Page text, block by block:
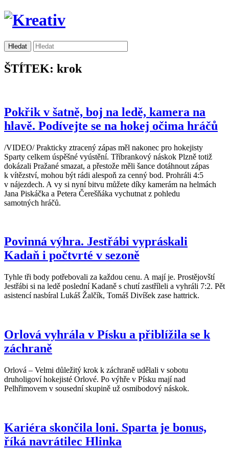
ŠTÍTEK: krok
Pokřik v šatně, boj na ledě, kamera na
hlavě. Podívejte se na hokej očima hráčů
/VIDEO/ Prakticky ztracený zápas měl nakonec pro hokejisty
Sparty celkem úspěšné vyústění. Tříbrankový náskok Plzně totiž
dokázali Pražané smazat, a přestože měli šance dotáhnout zápas
k vítězství, mohou být rádi alespoň za cenný bod. Prohráli 4:5
v nájezdech. A vy si nyní bitvu můžete díky kamerám na helmách
Jana Piskáčka a Petera Čerešňáka vychutnat z pohledu
samotných hráčů.
Povinná výhra. Jestřábi vypráskali
Kadaň i počtvrté v sezoně
Tyhle tři body potřebovali za každou cenu. A mají je. Prostějovští
Jestřábi si na ledě poslední Kadaně s chutí zastříleli a vyhráli 7:2. Pět
asistencí nasbíral Lukáš Žalčík, Tomáš Divíšek zase hattrick.
Orlová vyhrála v Písku a přiblížila se k
záchraně
Orlová – Velmi důležitý krok k záchraně udělali v sobotu
druholigoví hokejisté Orlové. Po výhře v Písku mají nad
Pelhřimovem v sousední skupině už osmibodový náskok.
Kariéra skončila loni. Sparta je bonus,
říká navrátilec Hlinka